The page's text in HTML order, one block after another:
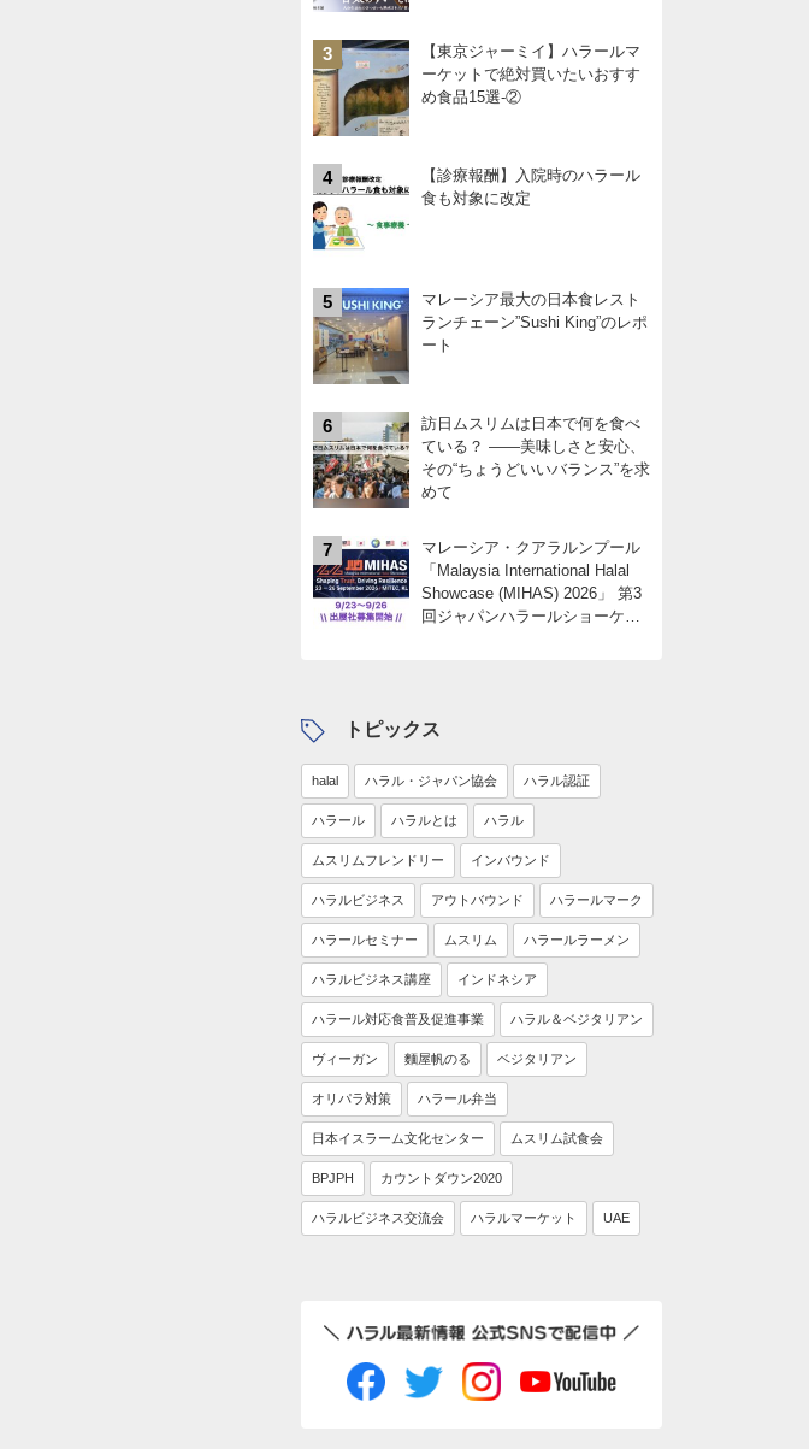
3
【東京ジャーミイ】ハラールマ
ーケットで絶対買いたいおすす
め食品15選-②
4
【診療報酬】入院時のハラール
食も対象に改定
5
マレーシア最大の日本食レスト
ランチェーン”Sushi King”のレポ
ート
6
訪日ムスリムは日本で何を食べ
ている？ ――美味しさと安心、
その“ちょうどいいバランス”を求
めて
7
マレーシア・クアラルンプール
「Malaysia International Halal
Showcase (MIHAS) 2026」 第3
回ジャパンハラールショーケー
トピックス
halal ハラル・ジャパン協会 ハラル認証
ハラール ハラルとは ハラル
ムスリムフレンドリー インバウンド
ハラルビジネス アウトバウンド ハラールマーク
ハラールセミナー ムスリム ハラールラーメン
ハラルビジネス講座 インドネシア
ハラール対応食普及促進事業 ハラル＆ベジタリアン
ヴィーガン 麵屋帆のる ベジタリアン
オリパラ対策 ハラール弁当
日本イスラーム文化センター ムスリム試食会
BPJPH カウントダウン2020
ハラルビジネス交流会 ハラルマーケット UAE